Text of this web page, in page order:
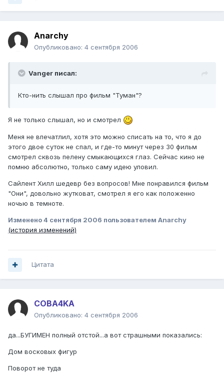
Anarchy
Опубликовано: 4 сентября 2006
Vanger писал:
Кто-нить слышал про фильм "Туман"?
Я не только слышал, но и смотрел
Меня не впечатлил, хотя это можно списать на то, что я до
этого двое суток не спал, и где-то минут через 30 фильм
смотрел сквозь пелену смыкающихся глаз. Сейчас кино не
помню абсолютно, только саму идею уловил.
Сайлент Хилл шедевр без вопросов! Мне понравился фильм
"Они", довольно жутковат, смотрел я его как положенно
ночью в темноте.
Изменено4 сентября 2006 пользователем Anarchy
(история изменений)
Цитата
COBA4KA
Опубликовано: 4 сентября 2006
да...БУГИМЕН полный отстой...а вот страшными показались:
Дом восковых фигур
Поворот не туда